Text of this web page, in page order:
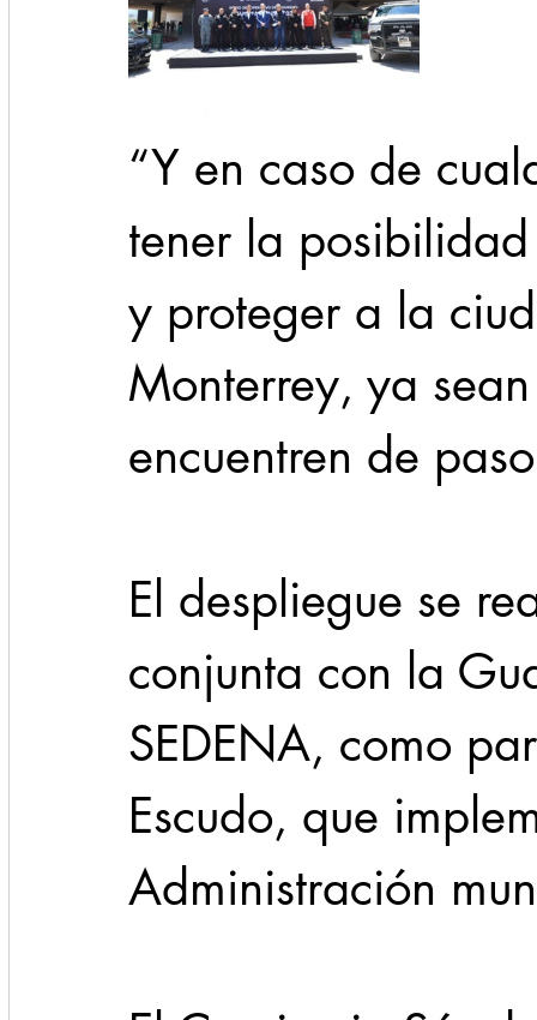
“Y en caso de
tener la
y proteger a la
Monterrey, ya
encuentren de
El despliegue se
conjunta con la
SEDENA, como
Escudo, que
Administración